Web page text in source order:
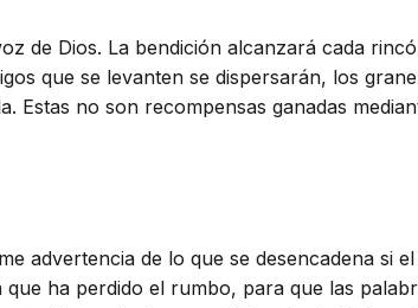
de Dios. La bendición alcanzará cada
que se levanten se dispersarán, los
no son recompensas ganadas
advertencia de lo que se desencadena si
ha perdido el rumbo, para que las